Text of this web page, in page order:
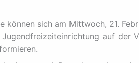
sich am Mittwoch, 21.
auf der